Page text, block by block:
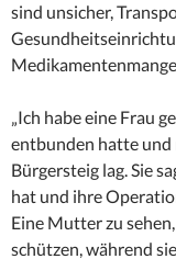
sind unsicher,
„Ich habe eine Frau
entbunden hatte und
Bürgersteig lag. Sie
hat und ihre
Eine Mutter zu
schützen, während